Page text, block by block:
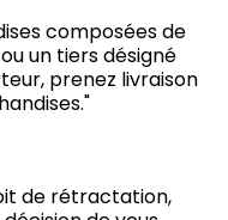
composées de
un tiers désigné
prenez livraison
de rétractation,